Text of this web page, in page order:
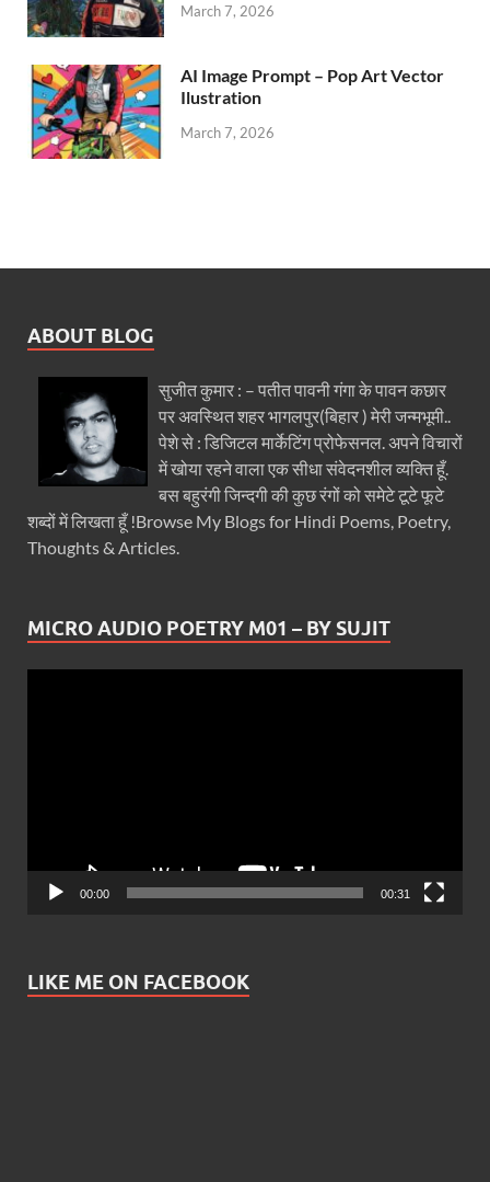
March 7, 2026
AI Image Prompt – Pop Art Vector
Ilustration
March 7, 2026
ABOUT BLOG
सुजीत कुमार : – पतीत पावनी गंगा के पावन कछार
पर अवस्थित शहर भागलपुर(बिहार ) मेरी जन्मभूमी..
पेशे से : डिजिटल मार्केटिंग प्रोफेसनल. अपने विचारों
में खोया रहने वाला एक सीधा संवेदनशील व्यक्ति हूँ.
बस बहुरंगी जिन्दगी की कुछ रंगों को समेटे टूटे फूटे
शब्दों में लिखता हूँ !Browse My Blogs for Hindi Poems, Poetry,
Thoughts & Articles.
MICRO AUDIO POETRY M01 – BY SUJIT
00:00 00:31
LIKE ME ON FACEBOOK